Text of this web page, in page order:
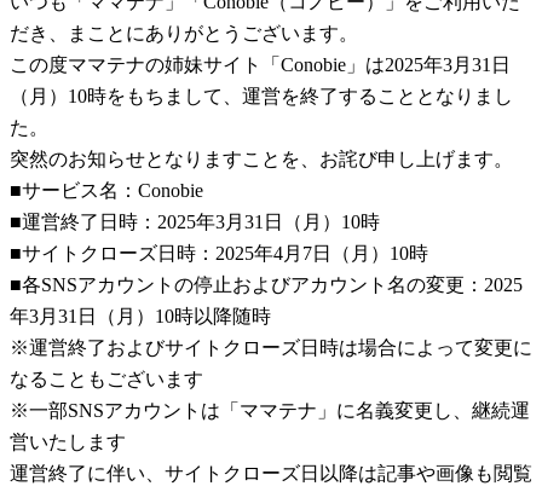
だき、まことにありがとうございます。
この度ママテナの姉妹サイト「Conobie」は2025年3月31日
（月）10時をもちまして、運営を終了することとなりまし
た。
突然のお知らせとなりますことを、お詫び申し上げます。
■サービス名：Conobie
■運営終了日時：2025年3月31日（月）10時
■サイトクローズ日時：2025年4月7日（月）10時
■各SNSアカウントの停止およびアカウント名の変更：2025
年3月31日（月）10時以降随時
※運営終了およびサイトクローズ日時は場合によって変更に
なることもございます
※一部SNSアカウントは「ママテナ」に名義変更し、継続運
営いたします
運営終了に伴い、サイトクローズ日以降は記事や画像も閲覧